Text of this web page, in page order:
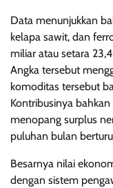
Data menunjukkan
kelapa sawit, dan
miliar atau setara
Angka tersebut
komoditas tersebut
Kontribusinya
menopang surplus
puluhan bulan
Besarnya nilai
dengan sistem